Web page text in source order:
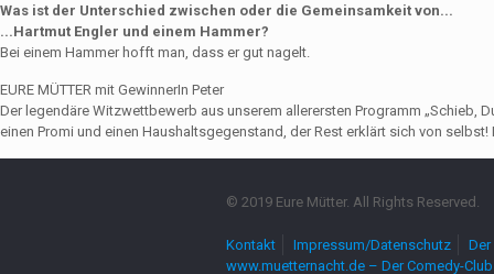
Was ist der Unterschied zwischen oder die Gemeinsamkeit von...
...Hartmut Engler und einem Hammer?
Bei einem Hammer hofft man, dass er gut nagelt.
EURE MÜTTER mit GewinnerIn Peter
Der legendäre Witzwettbewerb aus unserem allerersten Programm „Schieb,
einen Promi und einen Haushaltsgegenstand, der Rest erklärt sich von
© 2019 Eure Mütter. All Rights Reserved.
Kontakt Impressum/Datenschutz
www.muetternacht.de – Der Comedy-Club